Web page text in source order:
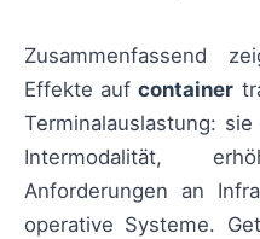
Zusammenfassend
Effekte aufcontainer
Terminalauslastung:
Intermodalität,
Anforderungen an
operative Systeme.